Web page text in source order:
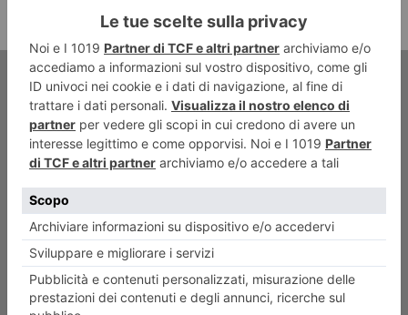
ARTICOLO PRECEDENTE
prorogati almeno fino a
venerdi per i diesel Euro 5